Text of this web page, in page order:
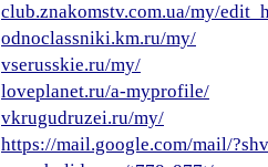
club.znakomstv.com.ua/my/
odnoclassniki.km.ru/my/
vserusskie.ru/my/
loveplanet.ru/a-myprofile/
vkrugudruzei.ru/my/
https://mail.google.com/mail/